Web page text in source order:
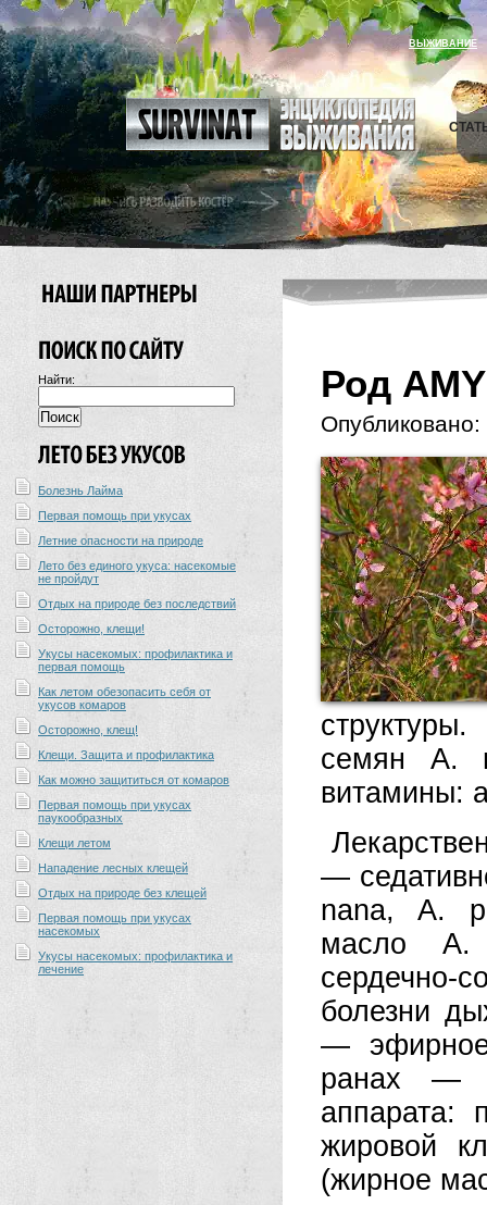
ВЫЖИВАНИЕ
Найти:
Болезнь Лайма
Первая помощь при укусах
Летние опасности на природе
Лето без единого укуса: насекомые
не пройдут
Отдых на природе без последствий
Осторожно, клещи!
Укусы насекомых: профилактика и
первая помощь
Как летом обезопасить себя от
укусов комаров
Осторожно, клещ!
Клещи. Защита и профилактика
Как можно защититься от комаров
Первая помощь при укусах
паукообразных
Клещи летом
Нападение лесных клещей
Отдых на природе без клещей
Первая помощь при укусах
насекомых
Укусы насекомых: профилактика и
лечение
Род
Опубликовано:
семян A.
витамины:
—
nana, A.
масло A.
сердечно-
болезни
—
ранах —
аппарата:
жировой
(жирное